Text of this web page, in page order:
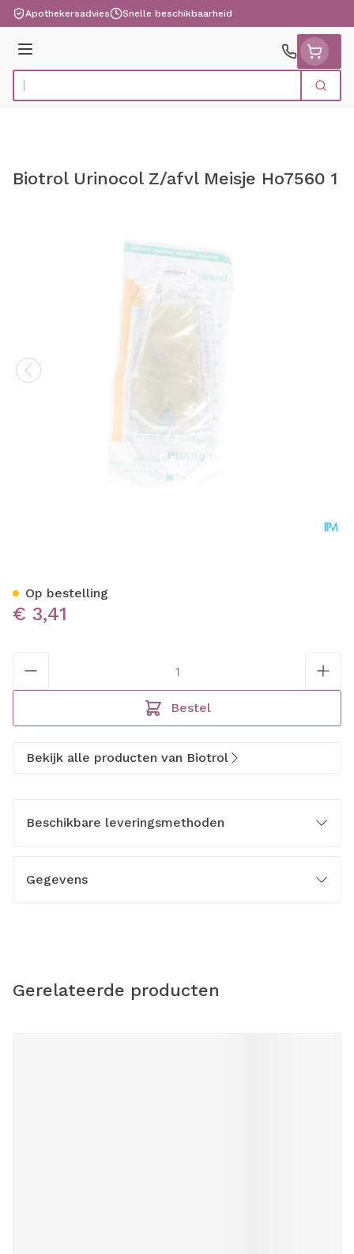
Ga naar de inhoud
Apothekersadvies Snelle beschikbaarheid
Menu
Product, merk, categorie... Zoek
Biotrol Urinocol Z/afvl Meisje Ho7560 1
€ 3,41
Bestel
Op bestelling
Bekijk alle producten van Biotrol
Beschikbare leveringsmethoden
Gegevens
Gerelateerde producten